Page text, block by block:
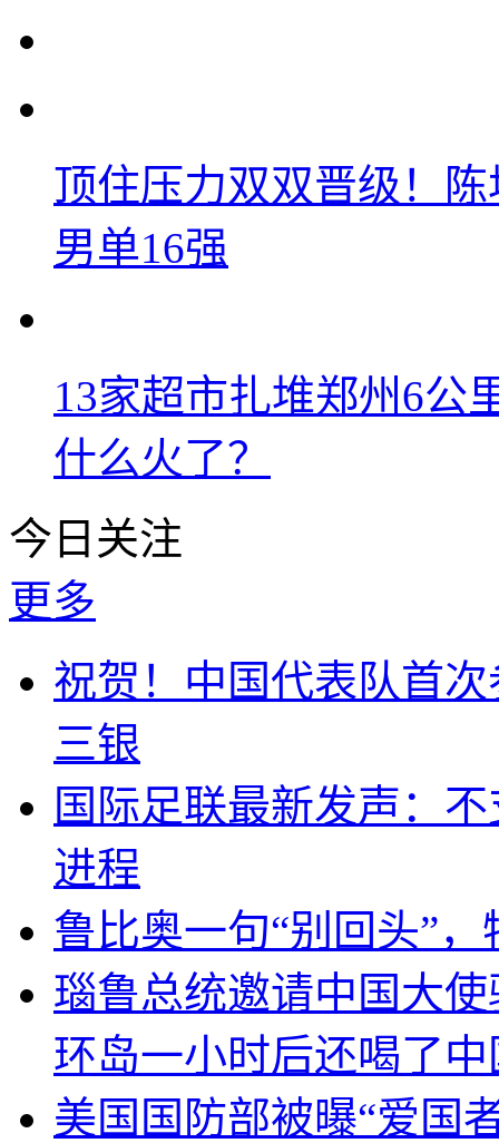
顶住压力双双晋级！
男单16强
13家超市扎堆郑州6公
什么火了？
今日关注
更多
祝贺！中国代表队首
三银
国际足联最新发声：
进程
鲁比奥一句“别回头”
瑙鲁总统邀请中国大
环岛一小时后还喝了
美国国防部被曝“爱国